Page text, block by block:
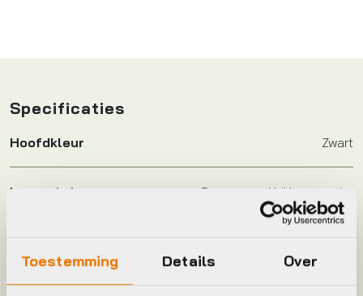
Toestemming Details Over
Specificaties
Hoofdkleur Zwart
Leverstatus Op voorraad bij leverancier
Maat